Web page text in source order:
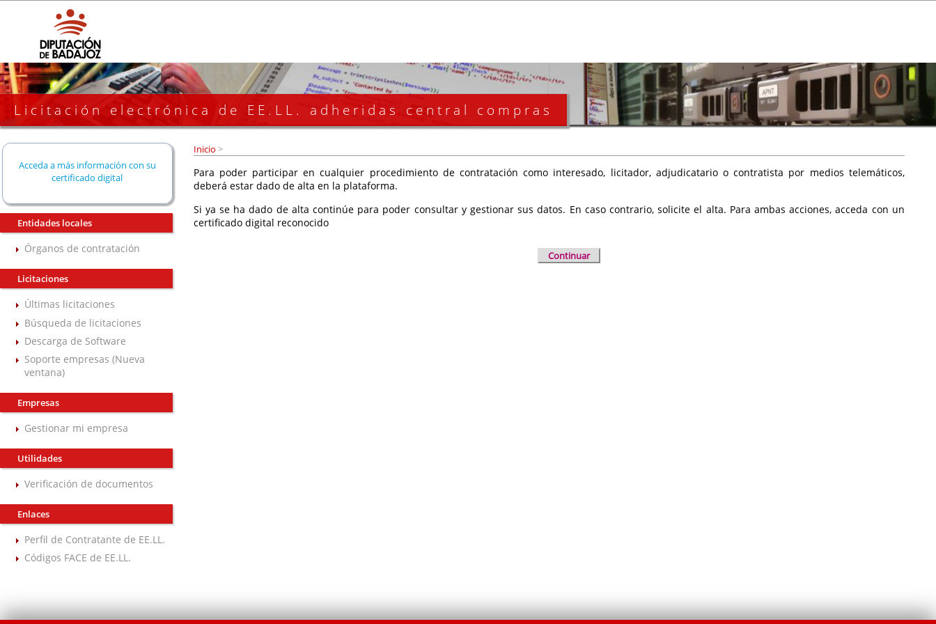
Licitación electrónica de EE.LL. adheridas central compras
Acceda a más información con su
certificado digital
Entidades locales
Órganos de contratación
Licitaciones
Últimas licitaciones
Búsqueda de licitaciones
Descarga de Software
Soporte empresas (Nueva
ventana)
Empresas
Gestionar mi empresa
Utilidades
Verificación de documentos
Enlaces
Perfil de Contratante de EE.LL.
Códigos FACE de EE.LL.
Inicio >
Para poder participar en cualquier procedimiento de contratación como interesado, licitador, adjudicatario o contratista por medios telemáticos,
deberá estar dado de alta en la plataforma.
Si ya se ha dado de alta continúe para poder consultar y gestionar sus datos. En caso contrario, solicite el alta. Para ambas acciones, acceda con un
certificado digital reconocido
Continuar